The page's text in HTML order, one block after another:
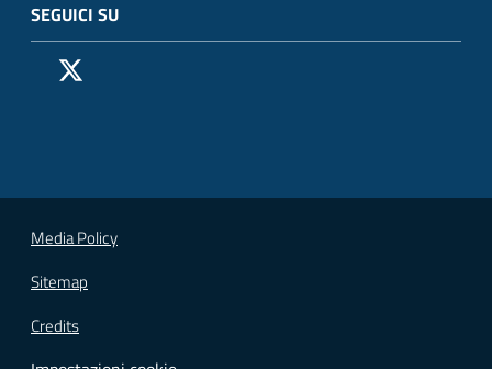
SEGUICI SU
Pagina Facebook del Comune di San Donato Milanese
Vai alla pagina
Media Policy
Sitemap
Credits